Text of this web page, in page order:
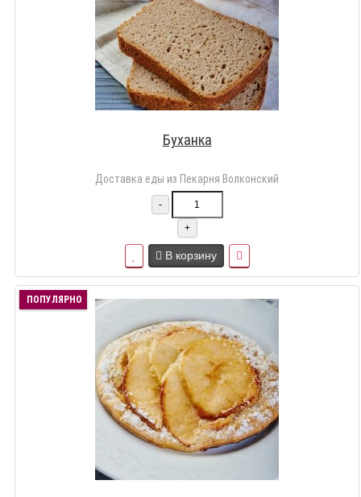
Буханка
Доставка еды из Пекарня Волконский
-
+
В корзину
ПОПУЛЯРНО